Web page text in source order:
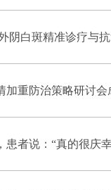
阴白斑精准诊疗与
加重防治策略研讨
患者说：“真的很庆